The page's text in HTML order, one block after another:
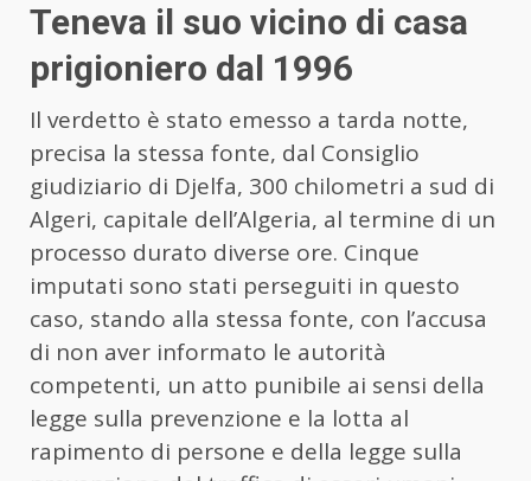
Teneva il suo vicino di casa
prigioniero dal 1996
Il verdetto è stato emesso a tarda notte,
precisa la stessa fonte, dal Consiglio
giudiziario di Djelfa, 300 chilometri a sud di
Algeri, capitale dell’Algeria, al termine di un
processo durato diverse ore. Cinque
imputati sono stati perseguiti in questo
caso, stando alla stessa fonte, con l’accusa
di non aver informato le autorità
competenti, un atto punibile ai sensi della
legge sulla prevenzione e la lotta al
rapimento di persone e della legge sulla